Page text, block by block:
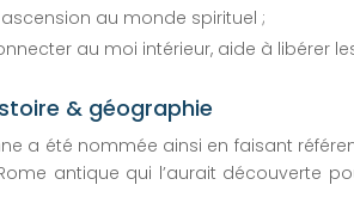
ascension au monde spirituel ;
au moi intérieur, aide à libérer
& géographie
a été nommée ainsi en faisant
antique qui l’aurait découverte